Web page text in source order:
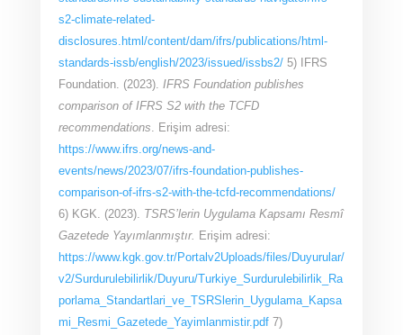
s2-climate-related-
disclosures.html/content/dam/ifrs/publications/html-
standards-issb/english/2023/issued/issbs2/5) IFRS
Foundation. (2023). IFRS Foundation publishes
comparison of IFRS S2 with the TCFD
recommendations . Erişim adresi:
https://www.ifrs.org/news-and-
events/news/2023/07/ifrs-foundation-publishes-
comparison-of-ifrs-s2-with-the-tcfd-recommendations/
6) KGK. (2023). TSRS’lerin Uygulama Kapsamı Resmî
Gazetede Yayımlanmıştır. Erişim adresi:
https://www.kgk.gov.tr/Portalv2Uploads/files/Duyurular/
v2/Surdurulebilirlik/Duyuru/Turkiye_Surdurulebilirlik_Ra
porlama_Standartlari_ve_TSRSlerin_Uygulama_Kapsa
mi_Resmi_Gazetede_Yayimlanmistir.pdf7)